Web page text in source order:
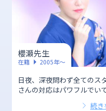
櫻瀬先生
在籍 2005年〜
日夜、深夜問わず全てのス
さんの対応はパワフルでい
続き